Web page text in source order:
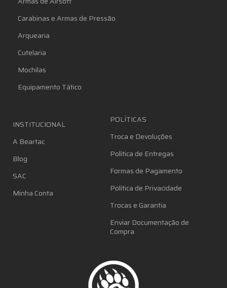
Carabinas e Armas de Pressão
Arquearia
Cutelaria
Mochilas
Equipamento Tático
INSTITUCIONAL
A Beartac
Blog
SAC
Minha Conta
POLÍTICAS
Troca e Devoluções
Política de Entregas
Formas de Pagamento
Política de Privacidade
Trocas e Garantia
Enviar Documentação de
Compra